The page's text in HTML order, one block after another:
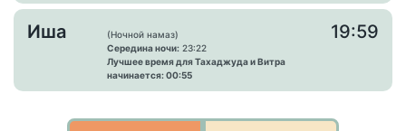
Иша
(Ночной намаз)
Середина ночи: 23:22
Лучшее время для Тахаджуда и Витра
начинается: 00:55
19:59